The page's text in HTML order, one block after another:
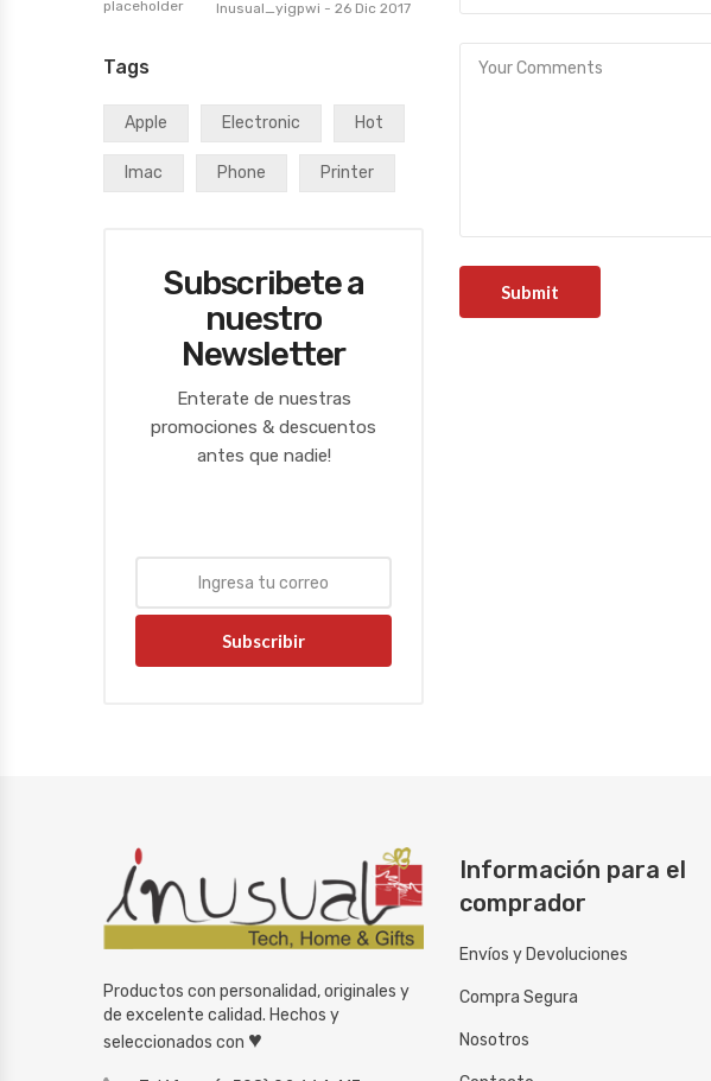
Inusual_yigpwi - 26 Dic 2017
Tags
Apple Electronic Hot
Imac Phone Printer
Subscribete a
nuestro
Newsletter
Enterate de nuestras
promociones & descuentos
antes que nadie!
Subscribir
Productos con personalidad, originales y
de excelente calidad. Hechos y
seleccionados con ♥
Información para el
comprador
Envíos y Devoluciones
Compra Segura
Nosotros